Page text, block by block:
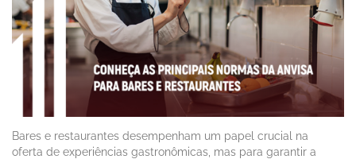
Bares e restaurantes desempenham um papel crucial na
oferta de experiências gastronômicas, mas para garantir a